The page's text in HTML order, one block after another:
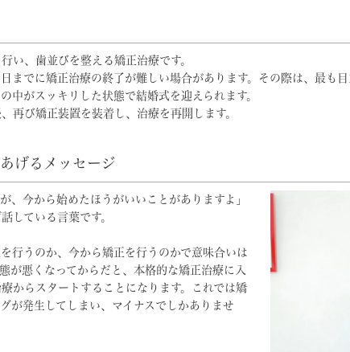
い、歯並びを整える矯正治療です。
までに矯正治療の終了が難しい場合があります。その際は、最も
中がスッキリした状態で結婚式を迎えられます。
再び矯正装置を装着し、治療を再開します。
げるメッセージ
、今から始めたほうがいいことがありますよ」
している言葉です。
行うのか、今から矯正を行うのかで意味合いは
が悪くなってからだと、本格的な矯正治療に入
からスタートすることになります。これでは矯
が発生してしまい、マイナスでしかありませ